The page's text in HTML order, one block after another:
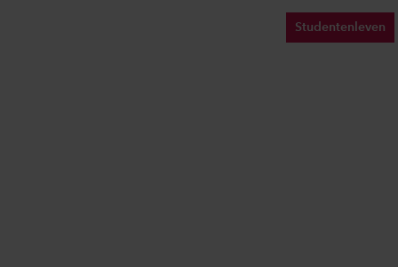
Studentenleven